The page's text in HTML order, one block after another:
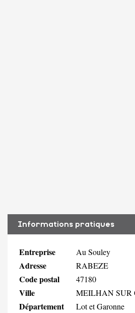
Informations pratiques
Entreprise Au Souley
Adresse RABEZE
Code postal 47180
Ville MEILHAN SUR
Département Lot et Garonne